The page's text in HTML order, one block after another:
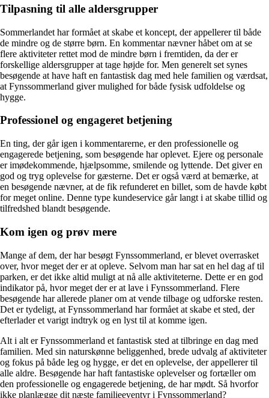
Tilpasning til alle aldersgrupper
Sommerlandet har formået at skabe et koncept, der appellerer til både
de mindre og de større børn. En kommentar nævner håbet om at se
flere aktiviteter rettet mod de mindre børn i fremtiden, da der er
forskellige aldersgrupper at tage højde for. Men generelt set synes
besøgende at have haft en fantastisk dag med hele familien og værdsat,
at Fynssommerland giver mulighed for både fysisk udfoldelse og
hygge.
Professionel og engageret betjening
En ting, der går igen i kommentarerne, er den professionelle og
engagerede betjening, som besøgende har oplevet. Ejere og personale
er imødekommende, hjælpsomme, smilende og lyttende. Det giver en
god og tryg oplevelse for gæsterne. Det er også værd at bemærke, at
en besøgende nævner, at de fik refunderet en billet, som de havde købt
for meget online. Denne type kundeservice går langt i at skabe tillid og
tilfredshed blandt besøgende.
Kom igen og prøv mere
Mange af dem, der har besøgt Fynssommerland, er blevet overrasket
over, hvor meget der er at opleve. Selvom man har sat en hel dag af til
parken, er det ikke altid muligt at nå alle aktiviteterne. Dette er en god
indikator på, hvor meget der er at lave i Fynssommerland. Flere
besøgende har allerede planer om at vende tilbage og udforske resten.
Det er tydeligt, at Fynssommerland har formået at skabe et sted, der
efterlader et varigt indtryk og en lyst til at komme igen.
Alt i alt er Fynssommerland et fantastisk sted at tilbringe en dag med
familien. Med sin naturskønne beliggenhed, brede udvalg af aktiviteter
og fokus på både leg og hygge, er det en oplevelse, der appellerer til
alle aldre. Besøgende har haft fantastiske oplevelser og fortæller om
den professionelle og engagerede betjening, de har mødt. Så hvorfor
ikke planlægge dit næste familieeventyr i Fynssommerland?